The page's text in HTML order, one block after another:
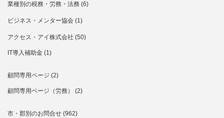
業種別の税務・労務・法務 (6)
ビジネス・メンター協会 (1)
アクセス・アイ株式会社 (50)
IT導入補助金 (1)
顧問専用ページ (2)
顧問専用ページ（労務） (2)
市・郡別のお問合せ (962)